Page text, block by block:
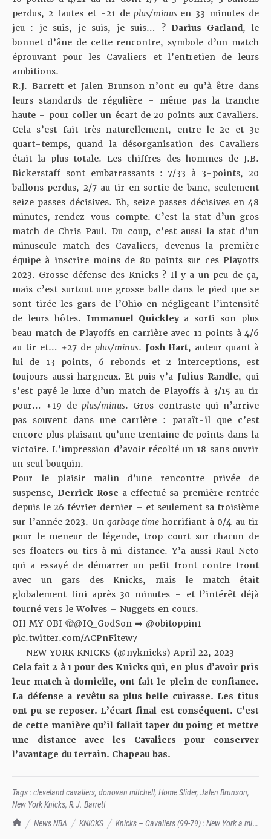
TrashTalk Actu NBA
News NBA KNICKS
Knicks – Cavaliers (99-79) : New York a mis
perdus, 2 fautes et -21 deplus/minus en 33 minutes de
jeu : je suis, je suis, je suis… ? Darius Garland, le
bonnet d’âne de cette rencontre, symbole d’un match
éprouvant pour les Cavaliers et l’entretien de leurs
ambitions.
R.J. Barrett et Jalen Brunson n’ont eu qu’à être dans
leurs standards de régulière – même pas la tranche
haute – pour coller un écart de 20 points aux Cavaliers.
Cela s’est fait très naturellement, entre le 2e et 3e
quart-temps, quand la désorganisation des Cavaliers
était la plus totale. Les chiffres des hommes de J.B.
Bickerstaff sont embarrassants : 7/33 à 3-points, 20
ballons perdus, 2/7 au tir en sortie de banc, seulement
seize passes décisives. Eh, seize passes décisives en 48
minutes, rendez-vous compte. C’est la stat d’un gros
match de Chris Paul. Du coup, c’est aussi la stat d’un
minuscule match des Cavaliers, devenus la première
équipe à inscrire moins de 80 points sur ces Playoffs
2023. Grosse défense des Knicks ? Il y a un peu de ça,
mais c’est surtout une grosse balle dans le pied que se
sont tirée les gars de l’Ohio en négligeant l’intensité
de leurs hôtes. Immanuel Quickleya sorti son plus
beau match de Playoffs en carrière avec 11 points à 4/6
au tir et… +27 de plus/minus. Josh Hart, auteur quant à
lui de 13 points, 6 rebonds et 2 interceptions, est
toujours aussi hargneux. Et puis y’a Julius Randle, qui
s’est payé le luxe d’un match de Playoffs à 3/15 au tir
pour… +19 de plus/minus. Gros contraste qui n’arrive
pas souvent dans une carrière : paraît-il que c’est
encore plus plaisant qu’une trentaine de points dans la
victoire. L’impression d’avoir récolté un 18 sans ouvrir
un seul bouquin.
Pour le plaisir malin d’une rencontre privée de
suspense, Derrick Rose a effectué sa première rentrée
depuis le 26 février dernier – et seulement sa troisième
sur l’année 2023. Un garbage timehorrifiant à 0/4 au tir
pour le meneur de légende, trop court sur chacun de
ses floaters ou tirs à mi-distance. Y’a aussi Raul Neto
qui a essayé de démarrer un petit front contre front
avec un gars des Knicks, mais le match était
globalement fini après 30 minutes – et l’intérêt déjà
tourné vers le Wolves – Nuggets en cours.
OH MY OBI 🫣@IQ_GodSon ➡️ @obitoppin1
pic.twitter.com/ACPnFitew7
— NEW YORK KNICKS (@nyknicks)April 22, 2023
Cela fait 2 à 1 pour des Knicks qui, en plus d’avoir pris
leur match à domicile, ont fait le plein de confiance.
La défense a revêtu sa plus belle cuirasse. Les titus
ont pu se reposer. L’écart final est conséquent. C’est
de cette manière qu’il fallait taper du poing et mettre
une distance avec les Cavaliers pour conserver
l’avantage du terrain. Chapeau bas.
Tags :cleveland cavaliers, donovan mitchell, Home Slider, Jalen Brunson,
New York Knicks, R.J. Barrett